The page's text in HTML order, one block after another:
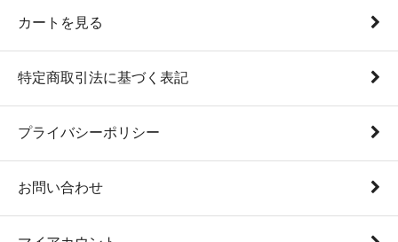
カートを見る
特定商取引法に基づく表記
プライバシーポリシー
お問い合わせ